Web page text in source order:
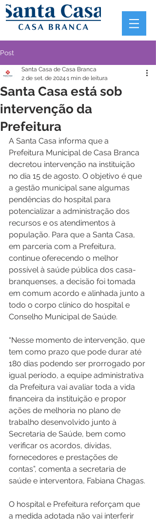
Post
Santa Casa está sob
intervenção da
Prefeitura
Santa Casa de Casa Branca
2 de set. de 2024 1 min de leitura
A Santa Casa informa que a
Prefeitura Municipal de Casa Branca
decretou intervenção na instituição
no dia 15 de agosto. O objetivo é que
a gestão municipal sane algumas
pendências do hospital para
potencializar a administração dos
recursos e os atendimentos à
população. Para que a Santa Casa,
em parceria com a Prefeitura,
continue oferecendo o melhor
possível à saúde pública dos casa-
branquenses, a decisão foi tomada
em comum acordo e alinhada junto a
todo o corpo clínico do hospital e
Conselho Municipal de Saúde.
“Nesse momento de intervenção, que
tem como prazo que pode durar até
180 dias podendo ser prorrogado por
igual período, a equipe administrativa
da Prefeitura vai avaliar toda a vida
financeira da instituição e propor
ações de melhoria no plano de
trabalho desenvolvido junto à
Secretaria de Saúde, bem como
verificar os acordos, dívidas,
fornecedores e prestações de
contas”, comenta a secretaria de
saúde e interventora, Fabiana Chagas.
O hospital e Prefeitura reforçam que
a medida adotada não vai interferir